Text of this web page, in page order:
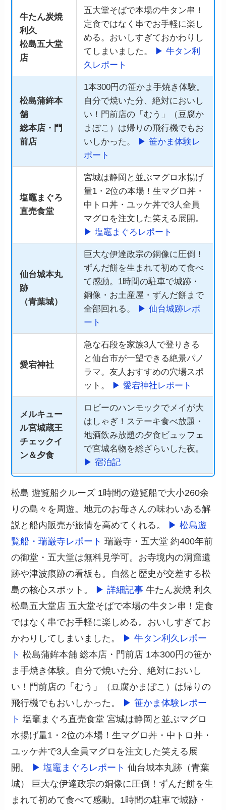
牛たん炭焼
利久
松島五大堂
店
五大堂そばで本場の牛タン串！
定食ではなく串でお手軽に楽し
める。おいしすぎておかわりし
てしまいました。
▶ 牛タン利
久レポート
松島蒲鉾本
舗
総本店・門
前店
1本300円の笹かま手焼き体験。
自分で焼いた分、絶対においし
い！門前店の「むう」（豆腐か
まぼこ）は帰りの飛行機でもお
いしかった。
▶ 笹かま体験レ
ポート
塩竈まぐろ
直売食堂
宮城は静岡と並ぶマグロ水揚げ
量1・2位の本場！生マグロ丼・
中トロ丼・ユッケ丼で3人全員
マグロを注文した笑える展開。
▶ 塩竈まぐろレポート
仙台城本丸
跡
（青葉城）
巨大な伊達政宗の銅像に圧倒！
ずんだ餅を生まれて初めて食べ
て感動。1時間の駐車で城跡・
銅像・お土産屋・ずんだ餅まで
全部回れる。
▶ 仙台城跡レポ
ート
愛宕神社
急な石段を家族3人で登りきる
と仙台市が一望できる絶景パノ
ラマ。友人おすすめの穴場スポ
ット。
▶ 愛宕神社レポート
メルキュー
ル宮城蔵王
チェックイ
ン＆夕食
ロビーのハンモックでメイが大
はしゃぎ！ステーキ食べ放題・
地酒飲み放題の夕食ビュッフェ
で宮城名物を総ざらいした夜。
▶ 宿泊記
松島 遊覧船クルーズ 1時間の遊覧船で大小260余
りの島々を周遊。地元のお母さんの味わいある解
説と船内販売が旅情を高めてくれる。
▶ 松島遊
覧船・瑞巌寺レポート 瑞巌寺・五大堂 約400年前
の御堂・五大堂は無料見学可。お寺境内の洞窟遺
跡や津波痕跡の看板も。自然と歴史が交差する松
島の核心スポット。
▶ 詳細記事 牛たん炭焼 利久
松島五大堂店 五大堂そばで本場の牛タン串！定食
ではなく串でお手軽に楽しめる。おいしすぎてお
かわりしてしまいました。
▶ 牛タン利久レポー
ト 松島蒲鉾本舗 総本店・門前店 1本300円の笹か
ま手焼き体験。自分で焼いた分、絶対においし
い！門前店の「むう」（豆腐かまぼこ）は帰りの
飛行機でもおいしかった。
▶ 笹かま体験レポー
ト 塩竈まぐろ直売食堂 宮城は静岡と並ぶマグロ
水揚げ量1・2位の本場！生マグロ丼・中トロ丼・
ユッケ丼で3人全員マグロを注文した笑える展
開。
▶ 塩竈まぐろレポート 仙台城本丸跡（青葉
城） 巨大な伊達政宗の銅像に圧倒！ずんだ餅を生
まれて初めて食べて感動。1時間の駐車で城跡・